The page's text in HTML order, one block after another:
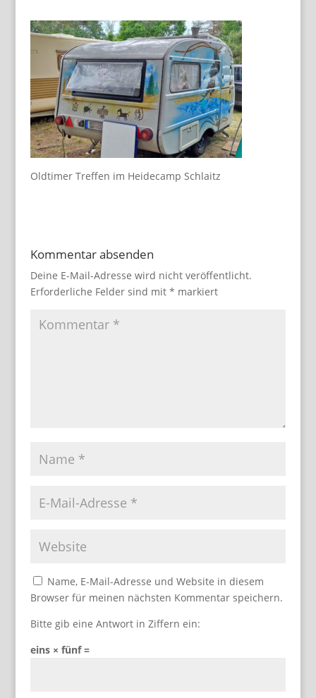
Oldtimer Treffen im Heidecamp Schlaitz
Kommentar absenden
Deine E-Mail-Adresse wird nicht veröffentlicht.
Erforderliche Felder sind mit * markiert
Name, E-Mail-Adresse und Website in diesem
Browser für meinen nächsten Kommentar speichern.
Bitte gib eine Antwort in Ziffern ein:
eins × fünf =